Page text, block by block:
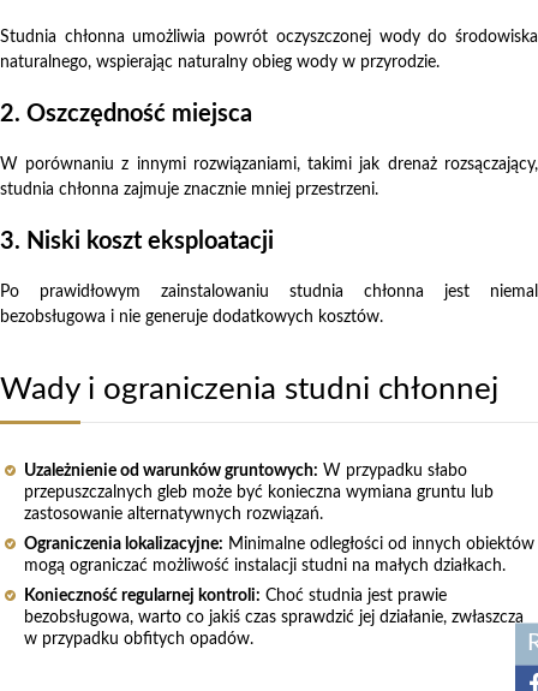
Studnia chłonna umożliwia powrót oczyszczonej wody do środowiska
naturalnego, wspierając naturalny obieg wody w przyrodzie.
2. Oszczędność miejsca
W porównaniu z innymi rozwiązaniami, takimi jak drenaż rozsączający,
studnia chłonna zajmuje znacznie mniej przestrzeni.
3. Niski koszt eksploatacji
Po prawidłowym zainstalowaniu studnia chłonna jest niemal
bezobsługowa i nie generuje dodatkowych kosztów.
Wady i ograniczenia studni chłonnej
Uzależnienie od warunków gruntowych: W przypadku słabo
przepuszczalnych gleb może być konieczna wymiana gruntu lub
zastosowanie alternatywnych rozwiązań.
Ograniczenia lokalizacyjne: Minimalne odległości od innych obiektów
mogą ograniczać możliwość instalacji studni na małych działkach.
Konieczność regularnej kontroli: Choć studnia jest prawie
bezobsługowa, warto co jakiś czas sprawdzić jej działanie, zwłaszcza
w przypadku obfitych opadów.